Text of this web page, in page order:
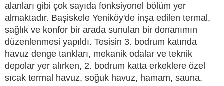
alanları gibi çok sayıda fonksiyonel bölüm yer
almaktadır. Başiskele Yeniköy'de inşa edilen termal,
sağlık ve konfor bir arada sunulan bir donanımın
düzenlenmesi yapıldı. Tesisin 3. bodrum katında
havuz denge tankları, mekanik odalar ve teknik
depolar yer alırken, 2. bodrum katta erkeklere özel
sıcak termal havuz, soğuk havuz, hamam, sauna,